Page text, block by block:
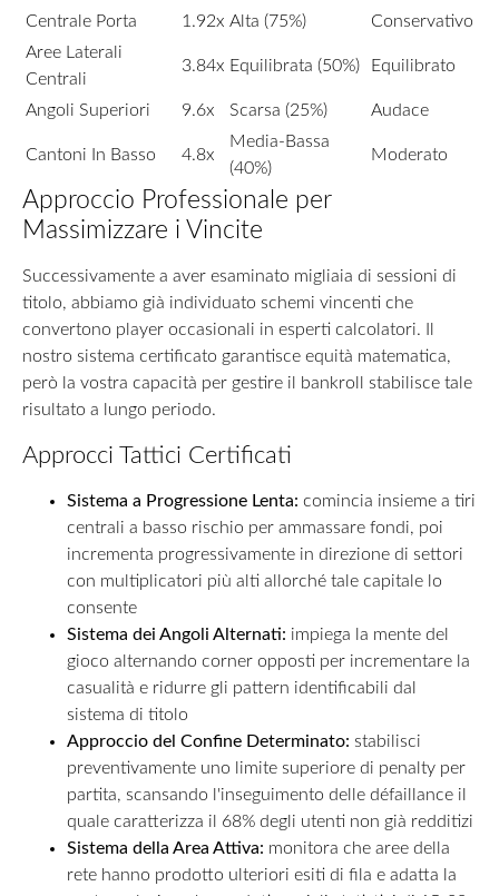
Centrale Porta
1.92x Alta (75%)
Conservativo
Aree Laterali
Centrali
3.84x Equilibrata (50%) Equilibrato
Angoli Superiori 9.6x Scarsa (25%) Audace
Cantoni In Basso 4.8x
Media-Bassa
(40%)
Moderato
Approccio Professionale per
Massimizzare i Vincite
Successivamente a aver esaminato migliaia di sessioni di
titolo, abbiamo già individuato schemi vincenti che
convertono player occasionali in esperti calcolatori. Il
nostro sistema certificato garantisce equità matematica,
però la vostra capacità per gestire il bankroll stabilisce tale
risultato a lungo periodo.
Approcci Tattici Certificati
Sistema a Progressione Lenta: comincia insieme a tiri
centrali a basso rischio per ammassare fondi, poi
incrementa progressivamente in direzione di settori
con multiplicatori più alti allorché tale capitale lo
consente
Sistema dei Angoli Alternati: impiega la mente del
gioco alternando corner opposti per incrementare la
casualità e ridurre gli pattern identificabili dal
sistema di titolo
Approccio del Confine Determinato: stabilisci
preventivamente uno limite superiore di penalty per
partita, scansando l'inseguimento delle défaillance il
quale caratterizza il 68% degli utenti non già redditizi
Sistema della Area Attiva: monitora che aree della
rete hanno prodotto ulteriori esiti di fila e adatta la